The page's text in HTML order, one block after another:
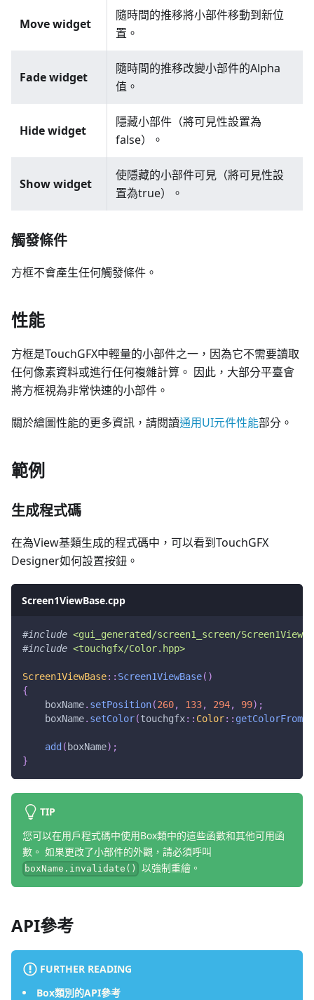
Move widget
隨時間的推移將小部件移動到新位
置。
Fade widget
隨時間的推移改變小部件的Alpha
值。
Hide widget
隱藏小部件（將可見性設置為
false）。
Show widget
使隱藏的小部件可見（將可見性設
置為true）。
觸發條件
方框不會產生任何觸發條件。
性能
方框是TouchGFX中輕量的小部件之一，因為它不需要讀取
任何像素資料或進行任何複雜計算。 因此，大部分平臺會
將方框視為非常快速的小部件。
關於繪圖性能的更多資訊，請閱讀通用UI元件性能部分。
範例
生成程式碼
在為View基類生成的程式碼中，可以看到TouchGFX
Designer如何設置按鈕。
Screen1ViewBase.cpp
#include <gui_generated/screen1_screen/
#include <touchgfx/Color.hpp>
Screen1ViewBase:: Screen1ViewBase( )
{
    boxName
. setPosition(260, 133, 294, 99) ;
    boxName
. setColor(touchgfx:: Color::
add ( boxName) ;
}
TIP
您可以在用戶程式碼中使用Box類中的這些函數和其他可用函
數。 如果更改了小部件的外觀，請必須呼叫
boxName.invalidate() 以強制重繪。
API參考
FURTHER READING
Box類別的API參考